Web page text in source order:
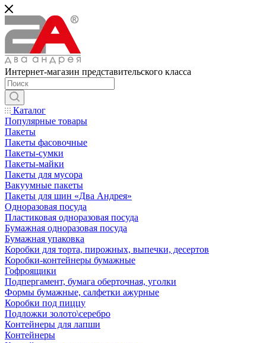
Интернет-магазин представительского класса
Каталог
Популярные товары
Пакеты
Пакеты фасовочные
Пакеты-сумки
Пакеты-майки
Пакеты для мусора
Вакуумные пакеты
Пакеты для шин «Два Андрея»
Одноразовая посуда
Пластиковая одноразовая посуда
Бумажная одноразовая посуда
Бумажная упаковка
Коробки для торта, пирожных, выпечки, десертов
Коробки-контейнеры бумажные
Гофроящики
Подпергамент, бумага оберточная, уголки
Формы бумажные, салфетки ажурные
Коробки под пиццу
Подложки золото\серебро
Контейнеры для лапши
Контейнеры